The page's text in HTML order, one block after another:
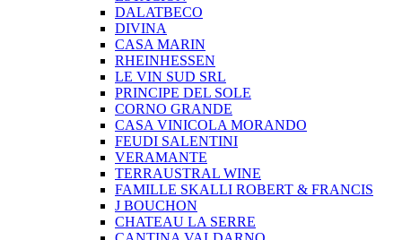
DALATBECO
DIVINA
CASA MARIN
RHEINHESSEN
LE VIN SUD SRL
PRINCIPE DEL SOLE
CORNO GRANDE
CASA VINICOLA MORANDO
FEUDI SALENTINI
VERAMANTE
TERRAUSTRAL WINE
FAMILLE SKALLI ROBERT & FRANCIS
J BOUCHON
CHATEAU LA SERRE